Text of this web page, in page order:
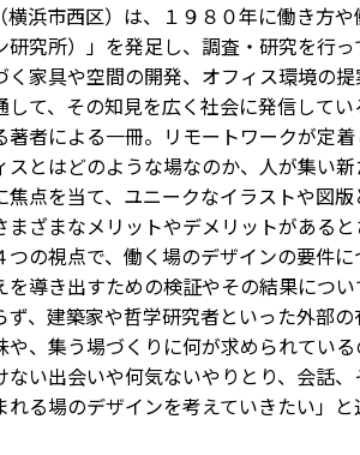
浜市西区）は、１９８０年に働き方や
究所）」を発足し、調査・研究を行
家具や空間の開発、オフィス環境の
て、その知見を広く社会に発信して
者による一冊。リモートワークが定
とはどのような場なのか、人が集い
点を当て、ユニークなイラストや図版
ざまなメリットやデメリットがあると
の視点で、働く場のデザインの要件
導き出すための検証やその結果につ
、建築家や哲学研究者といった外部
、集う場づくりに何が求められてい
い出会いや何気ないやりとり、会話
る場のデザインを考えていきたい」と